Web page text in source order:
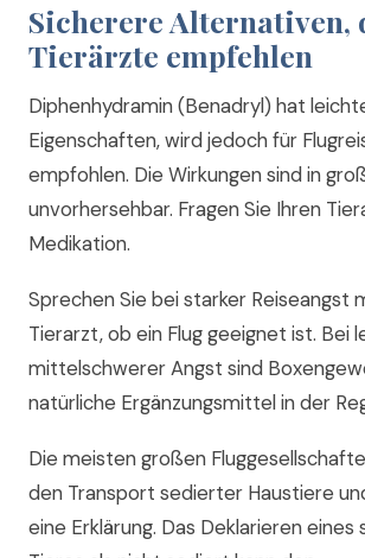
Sicherere Alternativen,
Tierärzte empfehlen
Diphenhydramin (Benadryl) hat
Eigenschaften, wird jedoch für
empfohlen. Die Wirkungen sind in
unvorhersehbar. Fragen Sie Ihren
Medikation.
Sprechen Sie bei starker Reiseangst
Tierarzt, ob ein Flug geeignet ist. Bei
mittelschwerer Angst sind
natürliche Ergänzungsmittel in der
Die meisten großen
den Transport sedierter Haustiere
eine Erklärung. Das Deklarieren